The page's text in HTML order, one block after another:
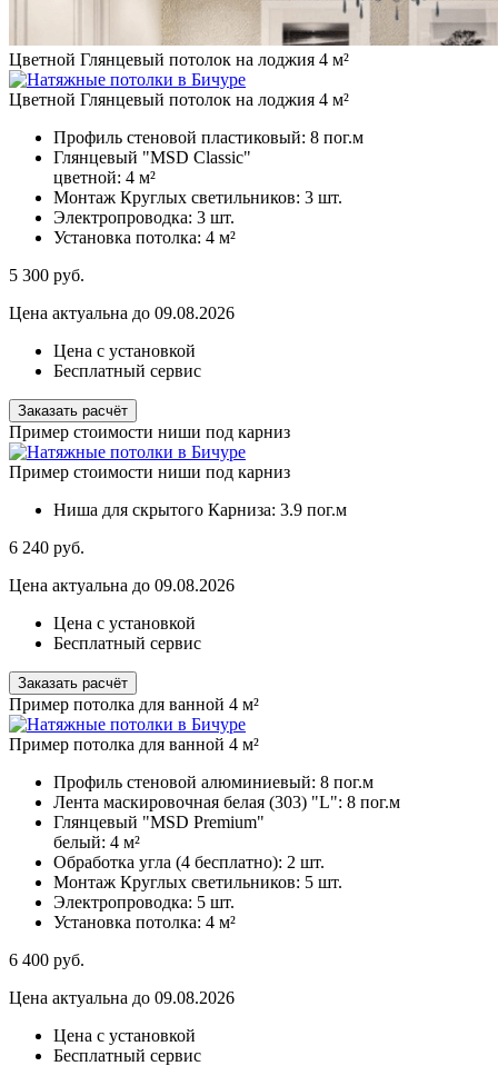
Цветной Глянцевый потолок на лоджия 4 м²
Цветной Глянцевый потолок на лоджия 4 м²
Профиль стеновой пластиковый: 8 пог.м
Глянцевый "MSD Classic"
цветной: 4 м²
Монтаж Круглых светильников: 3 шт.
Электропроводка: 3 шт.
Установка потолка: 4 м²
5 300 руб.
Цена актуальна до 09.08.2026
Цена с установкой
Бесплатный сервис
Заказать расчёт
Пример стоимости ниши под карниз
Пример стоимости ниши под карниз
Ниша для скрытого Карниза: 3.9 пог.м
6 240 руб.
Цена актуальна до 09.08.2026
Цена с установкой
Бесплатный сервис
Заказать расчёт
Пример потолка для ванной 4 м²
Пример потолка для ванной 4 м²
Профиль стеновой алюминиевый: 8 пог.м
Лента маскировочная белая (303) "L": 8 пог.м
Глянцевый "MSD Premium"
белый: 4 м²
Обработка угла (4 бесплатно): 2 шт.
Монтаж Круглых светильников: 5 шт.
Электропроводка: 5 шт.
Установка потолка: 4 м²
6 400 руб.
Цена актуальна до 09.08.2026
Цена с установкой
Бесплатный сервис